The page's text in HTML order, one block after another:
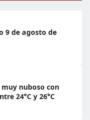
9 de agosto de
muy nuboso con
24°C y 26°C